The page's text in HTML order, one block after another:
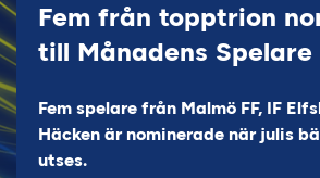
Fem från topptrion
till Månadens Spelare
Fem spelare från Malmö FF, IF
Häcken är nominerade när julis
utses.